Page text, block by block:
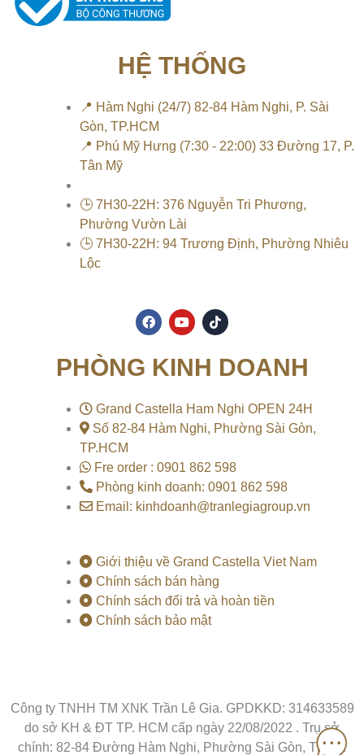
HỆ THỐNG
📍 Hàm Nghi (24/7) 82-84 Hàm Nghi, P. Sài
Gòn, TP.HCM
📍 Phú Mỹ Hưng (7:30 - 22:00) 33 Đường 17, P.
Tân Mỹ
🕒 7H30-22H: 376 Nguyễn Tri Phương,
Phường Vườn Lài
🕒 7H30-22H: 94 Trương Định, Phường Nhiêu
Lộc
F
a
o
k
Y
o
u
b
T
i
k
PHÒNG KINH DOANH
Grand Castella Ham Nghi OPEN 24H
Số 82-84 Hàm Nghi, Phường Sài Gòn,
TP.HCM
Fre order : 0901 862 598
Phòng kinh doanh: 0901 862 598
Email: kinhdoanh@tranlegiagroup.vn
Giới thiệu về Grand Castella Viet Nam
Chính sách bán hàng
Chính sách đổi trả và hoàn tiền
Chính sách bảo mật
Công ty TNHH TM XNK Trần Lê Gia. GPDKKD: 314633589
do sở KH & ĐT TP. HCM cấp ngày 22/08/2022 . Trụ sở
chính: 82-84 Đường Hàm Nghi, Phường Sài Gòn, Thành